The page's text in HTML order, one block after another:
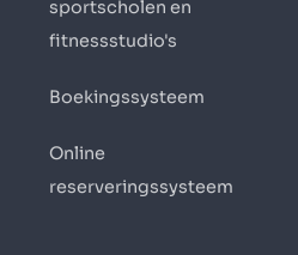
sportscholen en
fitnessstudio's
Boekingssysteem
Online
reserveringssysteem